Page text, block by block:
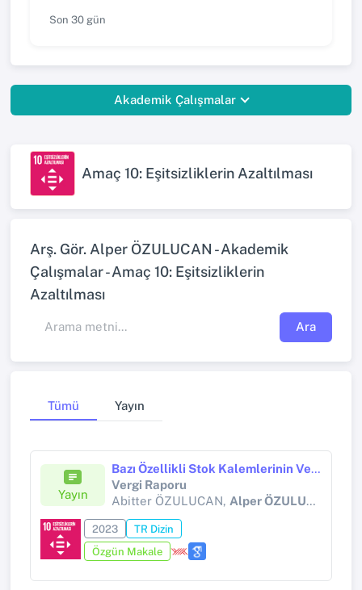
Son 30 gün
Akademik Çalışmalar
Amaç 10: Eşitsizliklerin Azaltılması
Arş. Gör. Alper ÖZULUCAN - Akademik
Çalışmalar - Amaç 10: Eşitsizliklerin
Azaltılması
Ara
Tümü Yayın
Yayın
Bazı Özellikli Stok Kalemlerinin Vergi Usul Kanunu Açısından İncelenmesi ve Muhasebe Uygulamaları
Vergi Raporu
Abitter ÖZULUCAN, Alper ÖZULUCAN
2023
TR Dizin
Özgün Makale